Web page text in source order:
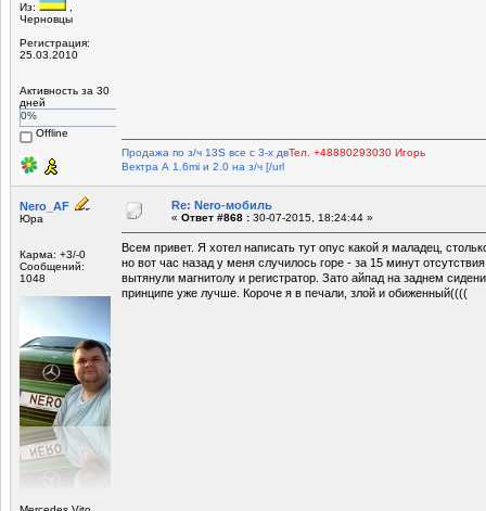
Из:
,
Черновцы
Регистрация:
25.03.2010
Активность за 30
дней
0%
Offline
Продажа по з/ч 13S все с 3-х двТел. +48880293030 Игорь
Вектра А 1.6mi и 2.0 на з/ч [/url
Nero_AF
Юра
Карма: +3/-0
Сообщений:
1048
Re: Nero-мобиль
« Ответ #868 : 30-07-2015, 18:24:44 »
Всем привет. Я хотел написать тут опус какой я маладец,
но вот час назад у меня случилось горе - за 15 минут
вытянули магнитолу и регистратор. Зато айпад на заднем
принципе уже лучше. Короче я в печали, злой и обиженный((((